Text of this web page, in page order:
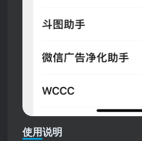
使用说明